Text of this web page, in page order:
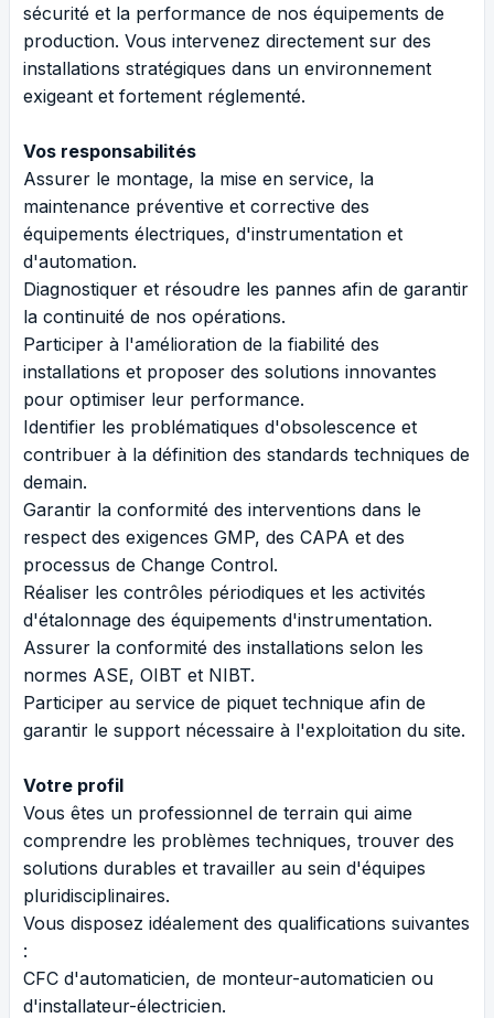
sécurité et la performance de nos équipements de
production. Vous intervenez directement sur des
installations stratégiques dans un environnement
exigeant et fortement réglementé.
Vos responsabilités
Assurer le montage, la mise en service, la
maintenance préventive et corrective des
équipements électriques, d'instrumentation et
d'automation.
Diagnostiquer et résoudre les pannes afin de garantir
la continuité de nos opérations.
Participer à l'amélioration de la fiabilité des
installations et proposer des solutions innovantes
pour optimiser leur performance.
Identifier les problématiques d'obsolescence et
contribuer à la définition des standards techniques de
demain.
Garantir la conformité des interventions dans le
respect des exigences GMP, des CAPA et des
processus de Change Control.
Réaliser les contrôles périodiques et les activités
d'étalonnage des équipements d'instrumentation.
Assurer la conformité des installations selon les
normes ASE, OIBT et NIBT.
Participer au service de piquet technique afin de
garantir le support nécessaire à l'exploitation du site.
Votre profil
Vous êtes un professionnel de terrain qui aime
comprendre les problèmes techniques, trouver des
solutions durables et travailler au sein d'équipes
pluridisciplinaires.
Vous disposez idéalement des qualifications suivantes
:
CFC d'automaticien, de monteur-automaticien ou
d'installateur-électricien.